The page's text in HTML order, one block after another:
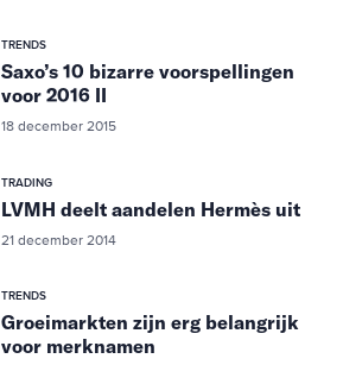
TRENDS
Saxo’s 10 bizarre voorspellingen
voor 2016 II
18 december 2015
TRADING
LVMH deelt aandelen Hermès uit
21 december 2014
TRENDS
Groeimarkten zijn erg belangrijk
voor merknamen